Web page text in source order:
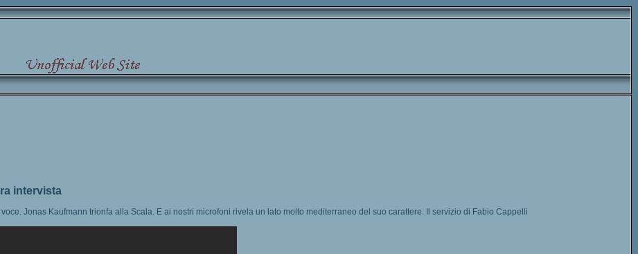
intervista
Jonas Kaufmann trionfa alla Scala. E ai nostri microfoni rivela un lato molto mediterraneo del suo carattere. Il servizio di Fabio Cappelli